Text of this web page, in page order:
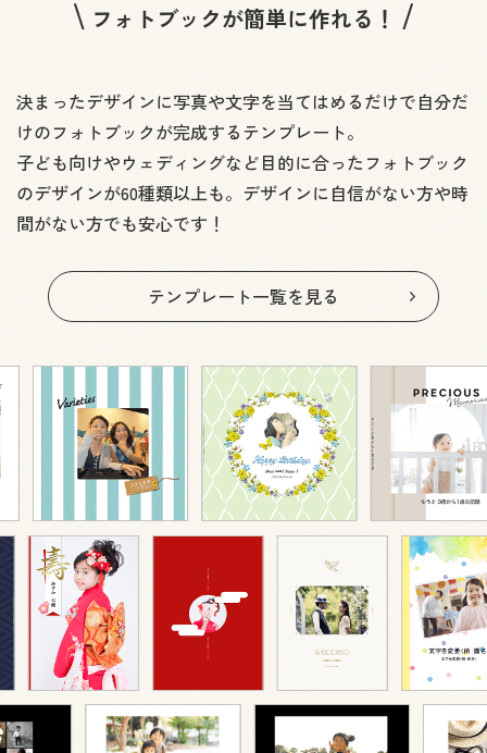
フォトブックが簡単に作れる！
決まったデザインに写真や文字を当てはめるだけで自分だ
けのフォトブックが完成するテンプレート。
子ども向けやウェディングなど目的に合ったフォトブック
のデザインが60種類以上も。 デザインに自信がない方や時
間がない方でも安心です！
テンプレート一覧を見る